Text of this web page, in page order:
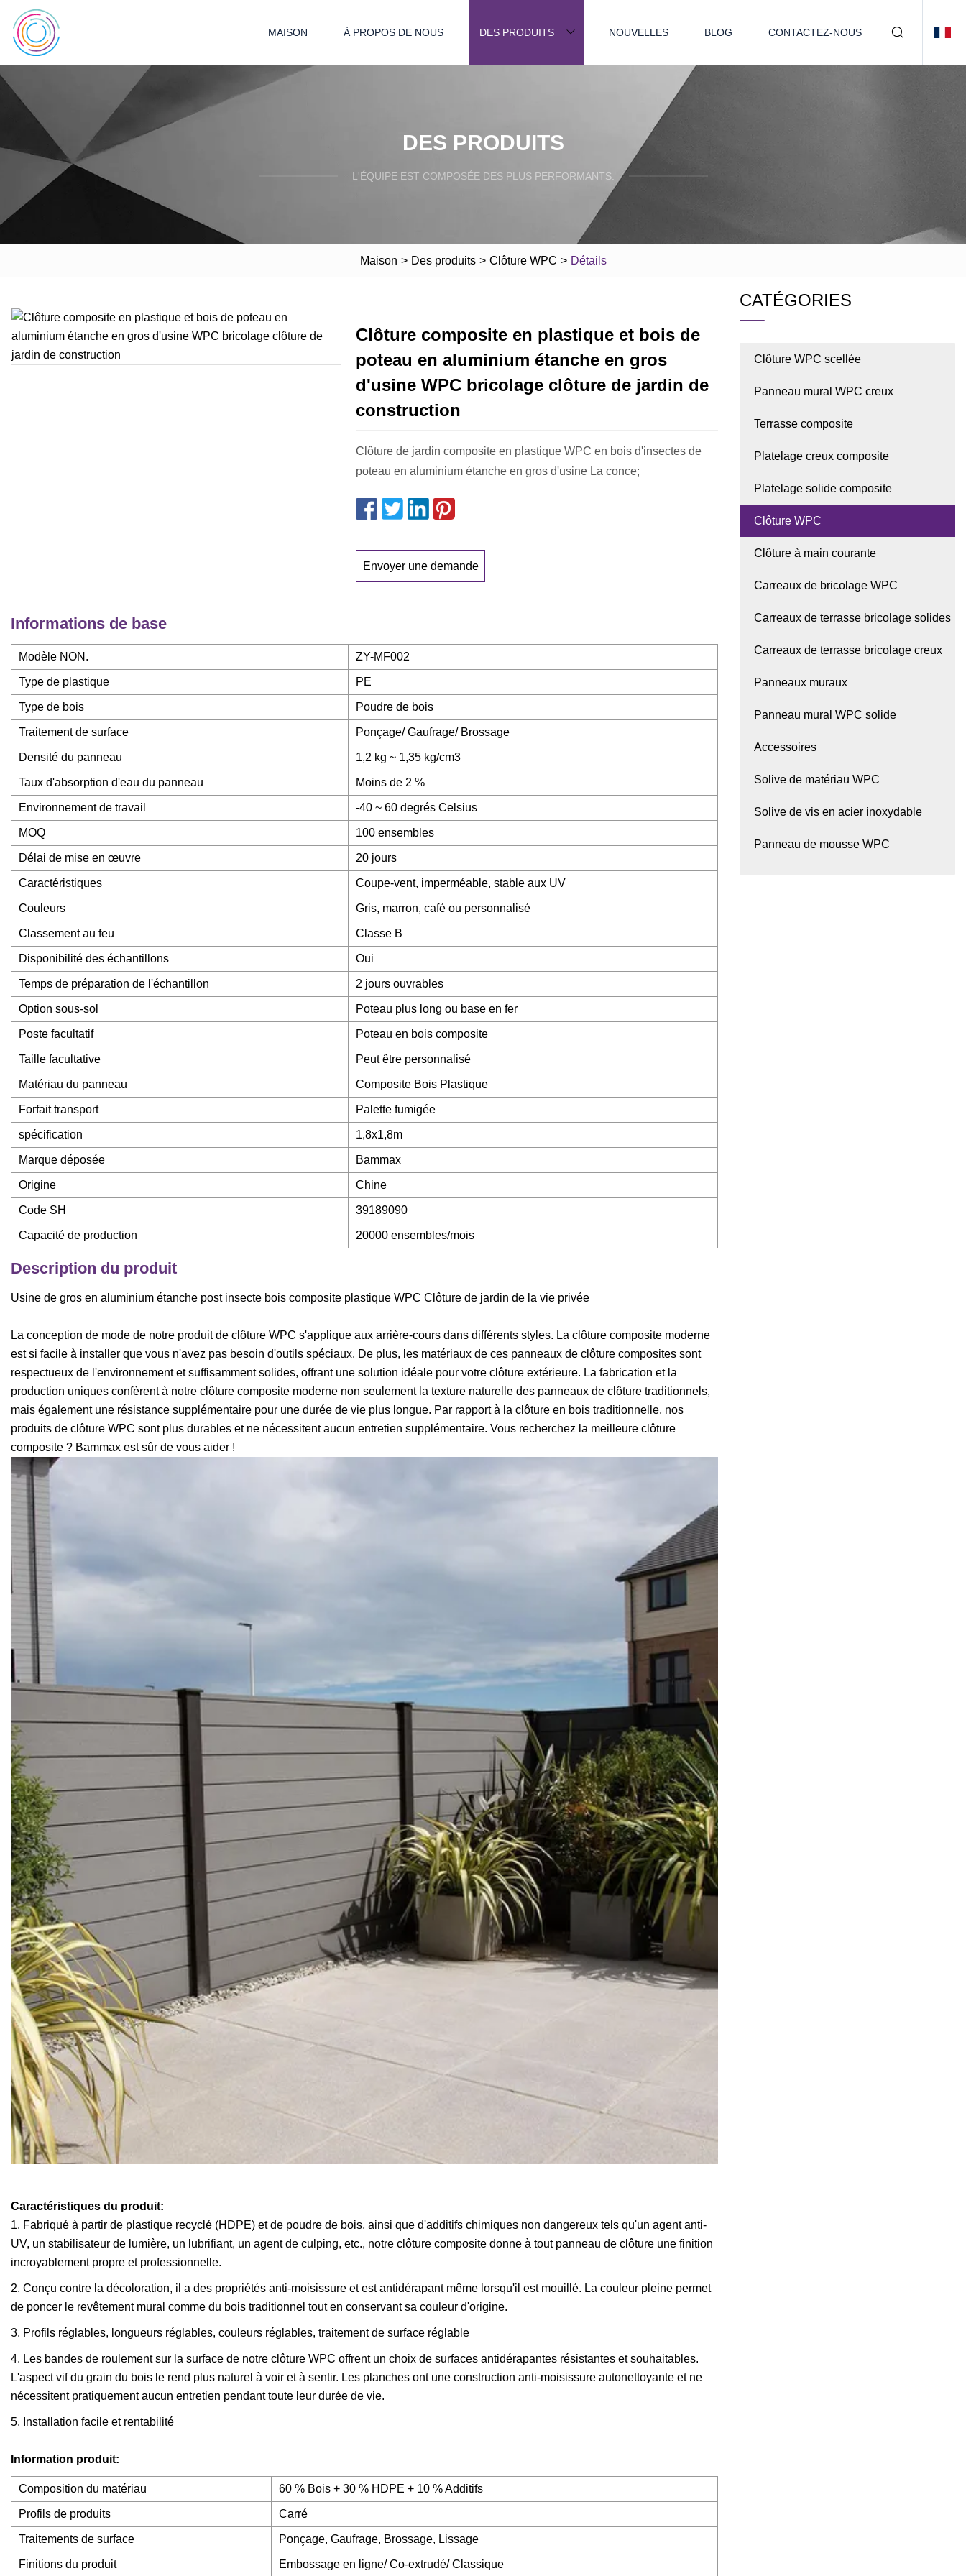
MAISON À PROPOS DE NOUS DES PRODUITS NOUVELLES BLOG CONTACTEZ-NOUS
DES PRODUITS
L'ÉQUIPE EST COMPOSÉE DES PLUS PERFORMANTS.
Maison > Des produits > Clôture WPC > Détails
Clôture composite en plastique et bois de
poteau en aluminium étanche en gros
d'usine WPC bricolage clôture de jardin de
construction
Clôture de jardin composite en plastique WPC en bois d'insectes de
poteau en aluminium étanche en gros d'usine La conce;
Envoyer une demande
Informations de base
Modèle NON. ZY-MF002
Type de plastique PE
Type de bois Poudre de bois
Traitement de surface Ponçage/ Gaufrage/ Brossage
Densité du panneau 1,2 kg ~ 1,35 kg/cm3
Taux d'absorption d'eau du panneau Moins de 2 %
Environnement de travail -40 ~ 60 degrés Celsius
MOQ 100 ensembles
Délai de mise en œuvre 20 jours
Caractéristiques Coupe-vent, imperméable, stable aux UV
Couleurs Gris, marron, café ou personnalisé
Classement au feu Classe B
Disponibilité des échantillons Oui
Temps de préparation de l'échantillon 2 jours ouvrables
Option sous-sol Poteau plus long ou base en fer
Poste facultatif Poteau en bois composite
Taille facultative Peut être personnalisé
Matériau du panneau Composite Bois Plastique
Forfait transport Palette fumigée
spécification 1,8x1,8m
Marque déposée Bammax
Origine Chine
Code SH 39189090
Capacité de production 20000 ensembles/mois
Description du produit
Usine de gros en aluminium étanche post insecte bois composite plastique WPC Clôture de jardin de la vie privée
La conception de mode de notre produit de clôture WPC s'applique aux arrière-cours dans différents styles. La clôture composite moderne
est si facile à installer que vous n'avez pas besoin d'outils spéciaux. De plus, les matériaux de ces panneaux de clôture composites sont
respectueux de l'environnement et suffisamment solides, offrant une solution idéale pour votre clôture extérieure. La fabrication et la
production uniques confèrent à notre clôture composite moderne non seulement la texture naturelle des panneaux de clôture traditionnels,
mais également une résistance supplémentaire pour une durée de vie plus longue. Par rapport à la clôture en bois traditionnelle, nos
produits de clôture WPC sont plus durables et ne nécessitent aucun entretien supplémentaire. Vous recherchez la meilleure clôture
composite ? Bammax est sûr de vous aider !
Caractéristiques du produit:
1. Fabriqué à partir de plastique recyclé (HDPE) et de poudre de bois, ainsi que d'additifs chimiques non dangereux tels qu'un agent anti-
UV, un stabilisateur de lumière, un lubrifiant, un agent de culping, etc., notre clôture composite donne à tout panneau de clôture une finition
incroyablement propre et professionnelle.
2. Conçu contre la décoloration, il a des propriétés anti-moisissure et est antidérapant même lorsqu'il est mouillé. La couleur pleine permet
de poncer le revêtement mural comme du bois traditionnel tout en conservant sa couleur d'origine.
3. Profils réglables, longueurs réglables, couleurs réglables, traitement de surface réglable
4. Les bandes de roulement sur la surface de notre clôture WPC offrent un choix de surfaces antidérapantes résistantes et souhaitables.
L'aspect vif du grain du bois le rend plus naturel à voir et à sentir. Les planches ont une construction anti-moisissure autonettoyante et ne
nécessitent pratiquement aucun entretien pendant toute leur durée de vie.
5. Installation facile et rentabilité
Information produit:
Composition du matériau 60 % Bois + 30 % HDPE + 10 % Additifs
Profils de produits Carré
Traitements de surface Ponçage, Gaufrage, Brossage, Lissage
Finitions du produit Embossage en ligne/ Co-extrudé/ Classique
CATÉGORIES
Clôture WPC scellée
Panneau mural WPC creux
Terrasse composite
Platelage creux composite
Platelage solide composite
Clôture WPC
Clôture à main courante
Carreaux de bricolage WPC
Carreaux de terrasse bricolage solides
Carreaux de terrasse bricolage creux
Panneaux muraux
Panneau mural WPC solide
Accessoires
Solive de matériau WPC
Solive de vis en acier inoxydable
Panneau de mousse WPC